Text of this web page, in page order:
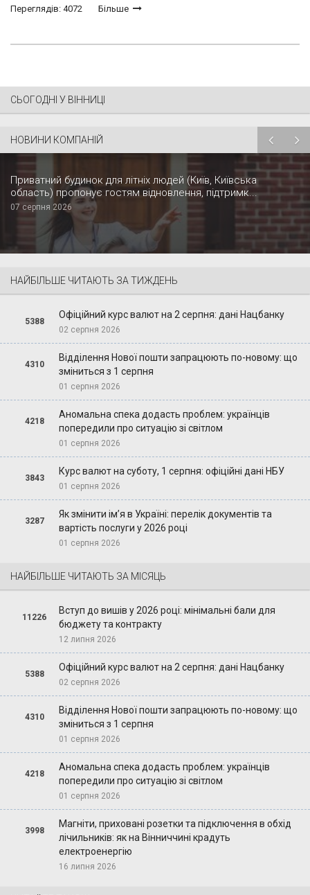
Переглядів: 4072 Більше
СЬОГОДНІ У ВІННИЦІ
НОВИНИ КОМПАНІЙ
Приватний будинок для літніх людей (Київ, Київська
область) пропонує гостям відновлення, підтримк...
07 серпня 2026
НАЙБІЛЬШЕ ЧИТАЮТЬ ЗА ТИЖДЕНЬ
5388
Офіційний курс валют на 2 серпня: дані Нацбанку
02 серпня 2026
4310
Відділення Нової пошти запрацюють по-новому: що
зміниться з 1 серпня
01 серпня 2026
4218
Аномальна спека додасть проблем: українців
попередили про ситуацію зі світлом
01 серпня 2026
3843
Курс валют на суботу, 1 серпня: офіційні дані НБУ
01 серпня 2026
3287
Як змінити ім’я в Україні: перелік документів та
вартість послуги у 2026 році
01 серпня 2026
НАЙБІЛЬШЕ ЧИТАЮТЬ ЗА МІСЯЦЬ
11226
Вступ до вишів у 2026 році: мінімальні бали для
бюджету та контракту
12 липня 2026
5388
Офіційний курс валют на 2 серпня: дані Нацбанку
02 серпня 2026
4310
Відділення Нової пошти запрацюють по-новому: що
зміниться з 1 серпня
01 серпня 2026
4218
Аномальна спека додасть проблем: українців
попередили про ситуацію зі світлом
01 серпня 2026
3998
Магніти, приховані розетки та підключення в обхід
лічильників: як на Вінниччині крадуть
електроенергію
16 липня 2026